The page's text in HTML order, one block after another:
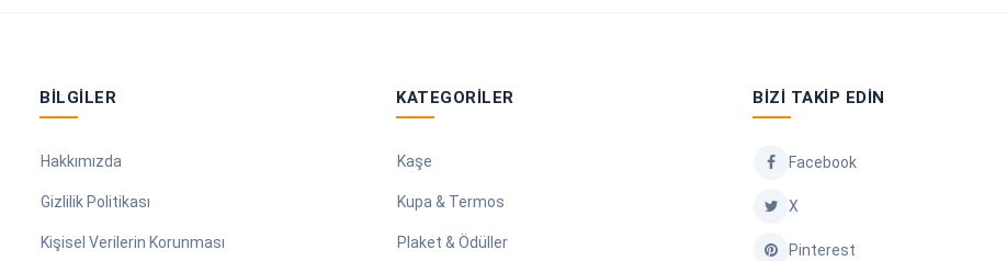
BILGILER
Hakkımızda
Gizlilik Politikası
Kişisel Verilerin Korunması
KATEGORILER
Kaşe
Kupa & Termos
Plaket & Ödüller
BIZI TAKIP EDIN
Facebook
X
Pinterest